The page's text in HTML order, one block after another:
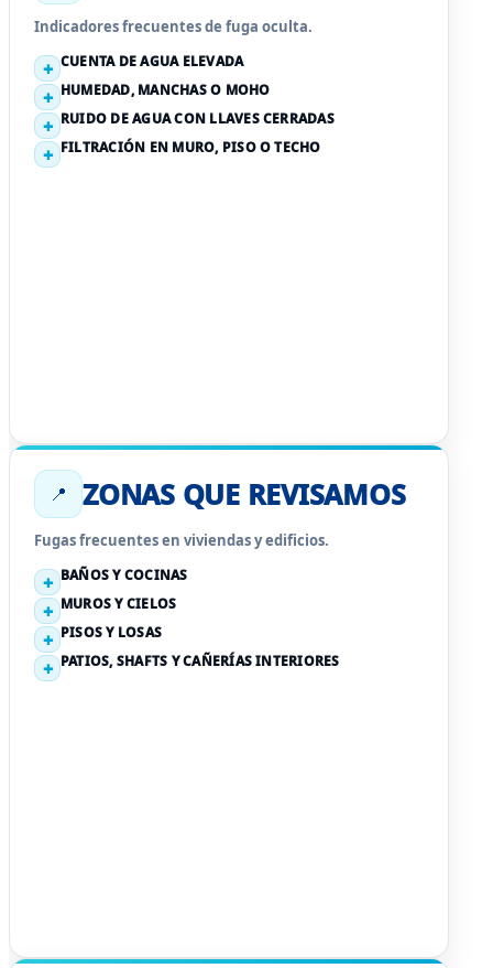
Indicadores frecuentes de fuga oculta.
CUENTA DE AGUA ELEVADA
HUMEDAD, MANCHAS O MOHO
RUIDO DE AGUA CON LLAVES CERRADAS
FILTRACIÓN EN MURO, PISO O TECHO
📍 ZONAS QUE REVISAMOS
Fugas frecuentes en viviendas y edificios.
BAÑOS Y COCINAS
MUROS Y CIELOS
PISOS Y LOSAS
PATIOS, SHAFTS Y CAÑERÍAS INTERIORES